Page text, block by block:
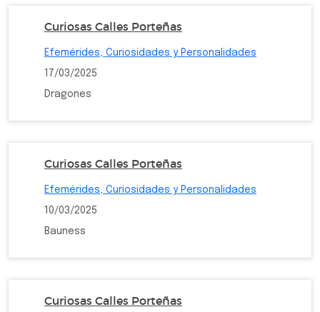
Curiosas Calles Porteñas
Efemérides, Curiosidades y Personalidades
17/03/2025
Dragones
Curiosas Calles Porteñas
Efemérides, Curiosidades y Personalidades
10/03/2025
Bauness
Curiosas Calles Porteñas